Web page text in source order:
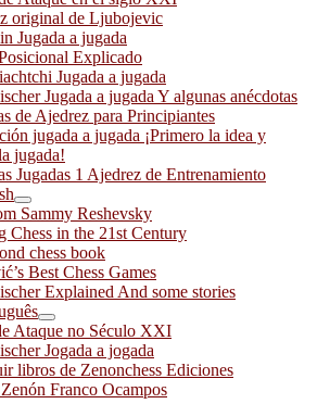
original de Ljubojevic
Jugada a jugada
Explicado
Jugada a jugada
Jugada a jugada Y algunas anécdotas
de Ajedrez para Principiantes
jugada a jugada ¡Primero la idea y
jugada!
Jugadas 1 Ajedrez de Entrenamiento
Sammy Reshevsky
Chess in the 21st Century
chess book
Best Chess Games
Explained And some stories
Ataque no Século XXI
Jogada a jogada
libros de Zenonchess Ediciones
Franco Ocampos